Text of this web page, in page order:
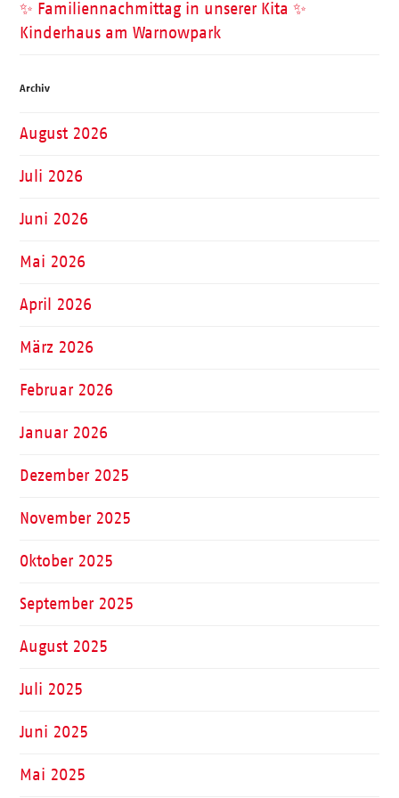
✨ Familiennachmittag in unserer Kita ✨
Kinderhaus am Warnowpark
Archiv
August 2026
Juli 2026
Juni 2026
Mai 2026
April 2026
März 2026
Februar 2026
Januar 2026
Dezember 2025
November 2025
Oktober 2025
September 2025
August 2025
Juli 2025
Juni 2025
Mai 2025